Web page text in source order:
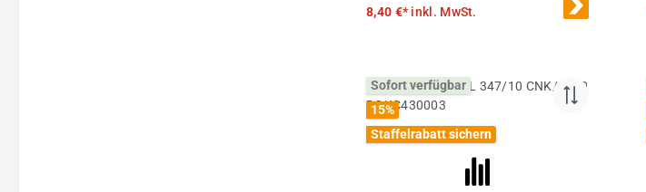
8,40 €*inkl. MwSt.
Sofort verfügbar
15%
Staffelrabatt sichern